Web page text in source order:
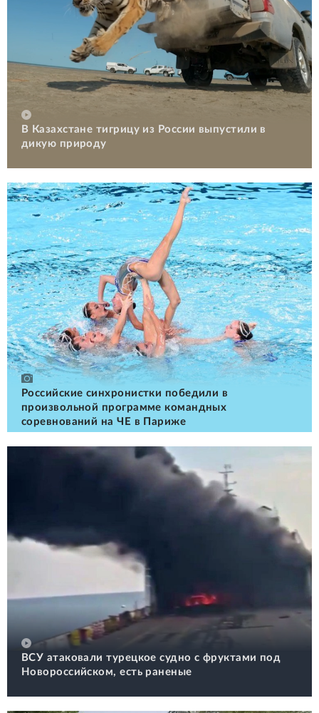
В Казахстане тигрицу из России выпустили в
дикую природу
Российские cинхронистки победили в
произвольной программе командных
соревнований на ЧЕ в Париже
ВСУ атаковали турецкое судно с фруктами под
Новороссийском, есть раненые